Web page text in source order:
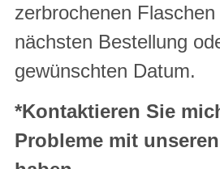
zerbrochenen
nächsten Bestellung
gewünschten Datum.
*Kontaktieren Sie
Probleme mit